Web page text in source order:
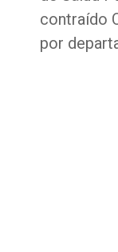
contraído
por